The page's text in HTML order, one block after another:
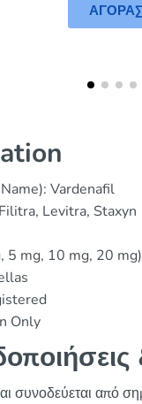
Vardenafil
Levitra, Staxyn
5 mg, 10 mg, 20
Only
συνοδεύεται από